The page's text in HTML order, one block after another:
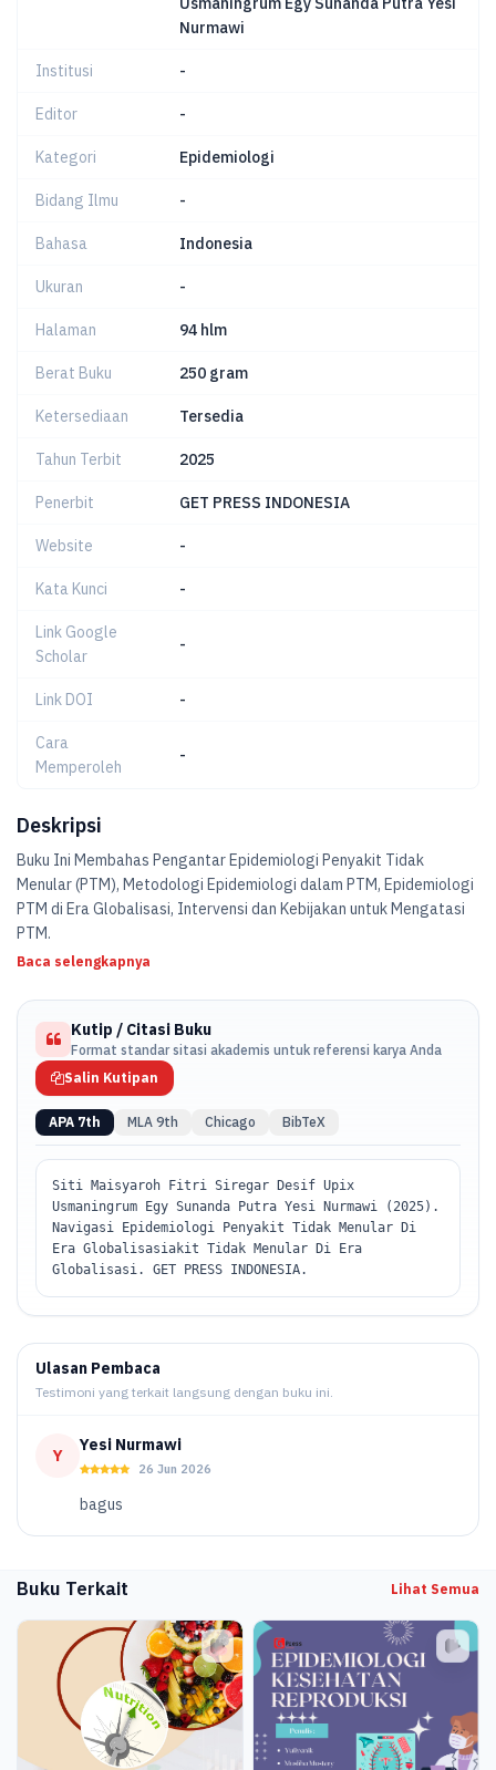
Nurmawi
Institusi -
Editor -
Kategori Epidemiologi
Bidang Ilmu -
Bahasa Indonesia
Ukuran -
Halaman 94 hlm
Berat Buku 250 gram
Ketersediaan Tersedia
Tahun Terbit 2025
Penerbit GET PRESS INDONESIA
Website -
Kata Kunci -
Link Google
Scholar
-
Link DOI -
Cara
Memperoleh
-
Deskripsi
Buku Ini Membahas Pengantar Epidemiologi Penyakit Tidak
Menular (PTM), Metodologi Epidemiologi dalam PTM, Epidemiologi
PTM di Era Globalisasi, Intervensi dan Kebijakan untuk Mengatasi
PTM.
Baca selengkapnya
Kutip / Citasi Buku
Format standar sitasi akademis untuk referensi karya Anda
Salin Kutipan
APA 7th MLA 9th Chicago BibTeX
Siti Maisyaroh Fitri Siregar Desif Upix
Usmaningrum Egy Sunanda Putra Yesi Nurmawi (2025).
Navigasi Epidemiologi Penyakit Tidak Menular Di
Era Globalisasiakit Tidak Menular Di Era
Globalisasi. GET PRESS INDONESIA.
Ulasan Pembaca
Testimoni yang terkait langsung dengan buku ini.
Y
Yesi Nurmawi
26 Jun 2026
bagus
Buku Terkait Lihat Semua